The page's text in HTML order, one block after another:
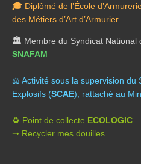
🎓 Diplômé de l’École
des Métiers d’Art d’Armurier
🏛️ Membre du Syndicat National
SNAFAM
⚖️ Activité sous la supervision du
Explosifs (SCAE), rattaché au
♻️ Point de collecte ECOLOGIC
➝ Recycler mes douilles